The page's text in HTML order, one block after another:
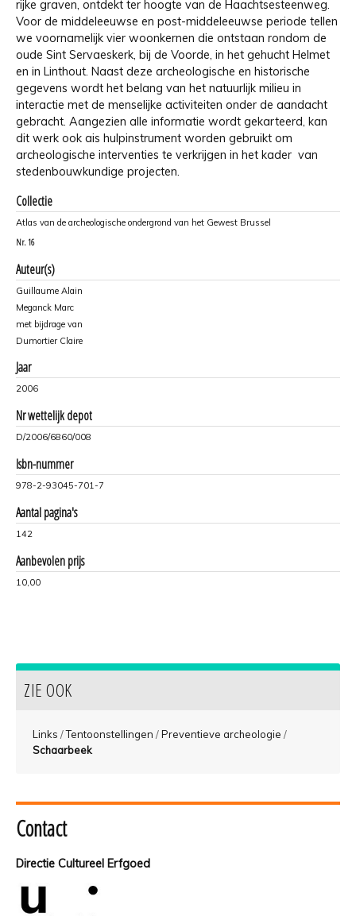
rijke graven, ontdekt ter hoogte van de Haachtsesteenweg.
Voor de middeleeuwse en post-middeleeuwse periode tellen
we voornamelijk vier woonkernen die ontstaan rondom de
oude Sint­ Servaeskerk, bij de Voorde, in het gehucht Helmet
en in Linthout. Naast deze archeologische en historische
gegevens wordt het belang van het natuurlijk milieu in
interactie met de menselijke activiteiten onder de aandacht
gebracht. Aangezien alle informatie wordt gekarteerd, kan
dit werk ook ais hulpinstrument worden gebruikt om
archeologische interventies te verkrijgen in het kader van
stedenbouwkundige projecten.
Collectie
Atlas van de archeologische ondergrond van het Gewest Brussel
Nr. 16
Auteur(s)
Guillaume Alain
Meganck Marc
met bijdrage van
Dumortier Claire
Jaar
2006
Nr wettelijk depot
D/2006/6860/008
Isbn-nummer
978-2-93045-701-7
Aantal pagina's
142
Aanbevolen prijs
10,00
ZIE OOK
Links /Tentoonstellingen /Preventieve archeologie /
Schaarbeek
Contact
Directie Cultureel Erfgoed